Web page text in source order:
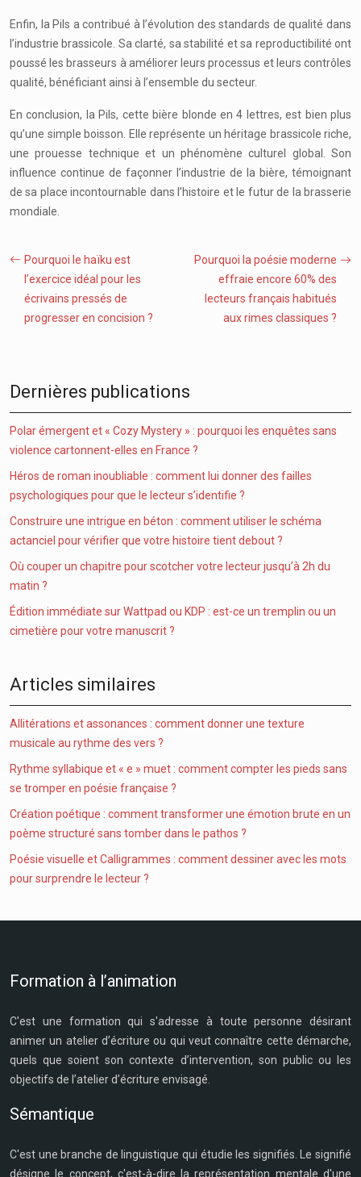
Enfin, la Pils a contribué à l’évolution des standards de qualité dans
l’industrie brassicole. Sa clarté, sa stabilité et sa reproductibilité ont
poussé les brasseurs à améliorer leurs processus et leurs contrôles
qualité, bénéficiant ainsi à l’ensemble du secteur.
En conclusion, la Pils, cette bière blonde en 4 lettres, est bien plus
qu’une simple boisson. Elle représente un héritage brassicole riche,
une prouesse technique et un phénomène culturel global. Son
influence continue de façonner l’industrie de la bière, témoignant
de sa place incontournable dans l’histoire et le futur de la brasserie
mondiale.
Pourquoi le haïku est
l’exercice idéal pour les
écrivains pressés de
progresser en concision ?
Pourquoi la poésie moderne
effraie encore 60% des
lecteurs français habitués
aux rimes classiques ?
Dernières publications
Polar émergent et « Cozy Mystery » : pourquoi les enquêtes sans
violence cartonnent-elles en France ?
Héros de roman inoubliable : comment lui donner des failles
psychologiques pour que le lecteur s’identifie ?
Construire une intrigue en béton : comment utiliser le schéma
actanciel pour vérifier que votre histoire tient debout ?
Où couper un chapitre pour scotcher votre lecteur jusqu’à 2h du
matin ?
Édition immédiate sur Wattpad ou KDP : est-ce un tremplin ou un
cimetière pour votre manuscrit ?
Articles similaires
Allitérations et assonances : comment donner une texture
musicale au rythme des vers ?
Rythme syllabique et « e » muet : comment compter les pieds sans
se tromper en poésie française ?
Création poétique : comment transformer une émotion brute en un
poème structuré sans tomber dans le pathos ?
Poésie visuelle et Calligrammes : comment dessiner avec les mots
pour surprendre le lecteur ?
Formation à l’animation
C'est une formation qui s'adresse à toute personne désirant
animer un atelier d’écriture ou qui veut connaître cette démarche,
quels que soient son contexte d’intervention, son public ou les
objectifs de l’atelier d’écriture envisagé.
Sémantique
C'est une branche de linguistique qui étudie les signifiés. Le signifié
désigne le concept, c'est-à-dire la représentation mentale d'une